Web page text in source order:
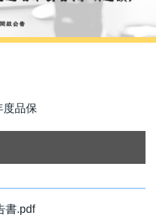
度品保
書.pdf